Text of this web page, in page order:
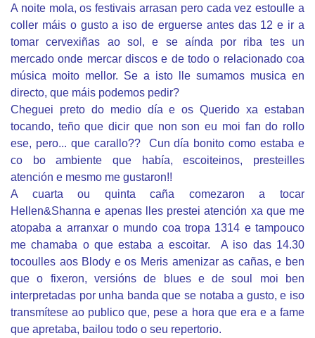
A noite mola, os festivais arrasan pero cada vez estoulle a
coller máis o gusto a iso de erguerse antes das 12 e ir a
tomar cervexiñas ao sol, e se aínda por riba tes un
mercado onde mercar discos e de todo o relacionado coa
música moito mellor. Se a isto lle sumamos musica en
directo, que máis podemos pedir?
Cheguei preto do medio día e os Querido xa estaban
tocando, teño que dicir que non son eu moi fan do rollo
ese, pero... que carallo?? Cun día bonito como estaba e
co bo ambiente que había, escoiteinos, presteilles
atención e mesmo me gustaron!!
A cuarta ou quinta caña comezaron a tocar
Hellen&Shanna e apenas lles prestei atención xa que me
atopaba a arranxar o mundo coa tropa 1314 e tampouco
me chamaba o que estaba a escoitar. A iso das 14.30
tocoulles aos Blody e os Meris amenizar as cañas, e ben
que o fixeron, versións de blues e de soul moi ben
interpretadas por unha banda que se notaba a gusto, e iso
transmítese ao publico que, pese a hora que era e a fame
que apretaba, bailou todo o seu repertorio.